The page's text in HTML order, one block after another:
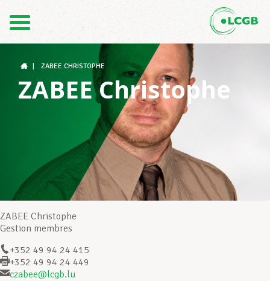
DE
Structures syndicales
Assistance au Travail
Vos droits
ZABEE CHRISTOPHE
ZABEE Christophe
ZABEE Christophe
Gestion membres
+352 49 94 24 415
+352 49 94 24 449
czabee@lcgb.lu